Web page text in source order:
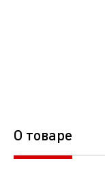
О товаре